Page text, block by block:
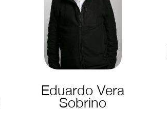
Eduardo Vera
Sobrino